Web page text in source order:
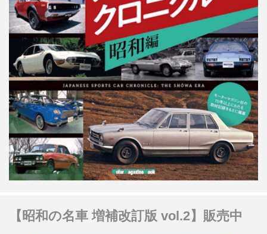
【昭和の名車 増補改訂版 vol.2】販売中